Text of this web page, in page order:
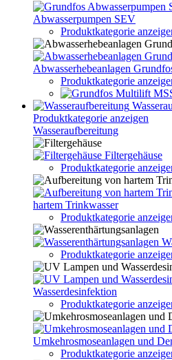
Abwasserpumpen SEV
Produktkategorie
Abwasserhebeanlagen
Produktkategorie
Produktkategorie anzeigen
Wasseraufbereitung
Filtergehäuse
Produktkategorie
hartem Trinkwasser
Produktkategorie
Produktkategorie
Wasserdesinfektion
Produktkategorie
Umkehrosmoseanlagen und
Produktkategorie